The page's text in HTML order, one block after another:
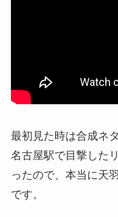
最初見た時は合成ネ
名古屋駅で目撃した
ったので、本当に天
です。